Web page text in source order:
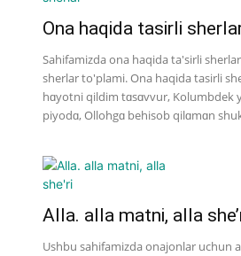
Ona haqida tasirli
Sahifamizda ona haqida ta'sirli
sherlar to'plami. Ona haqida tasirli
hɑyotni qildim tɑsɑvvur, Kolumbdek
piyodɑ, Ollohgɑ behisob qilɑmɑn
Alla. alla matni, alla
Ushbu sahifamizda onajonlar uchun